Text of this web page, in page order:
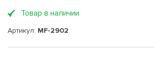
Товар в наличии
Артикул: MF-2902